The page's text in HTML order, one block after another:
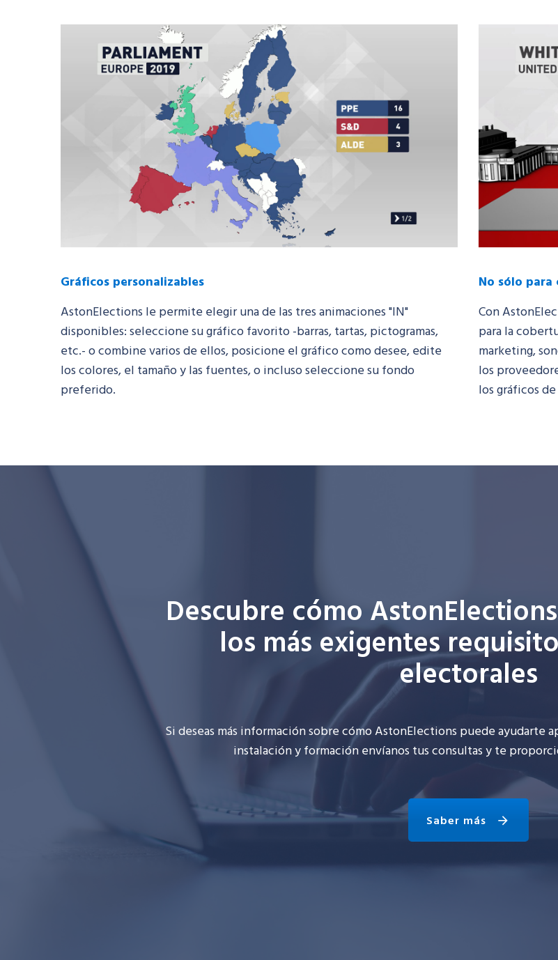
Gráficos personalizables
AstonElections le permite elegir una de las tres animaciones "IN"
disponibles: seleccione su gráfico favorito -barras, tartas, pictogramas,
etc.- o combine varios de ellos, posicione el gráfico como desee, edite
los colores, el tamaño y las fuentes, o incluso seleccione su fondo
preferido.
No sólo
Con
para la
marketing,
los
los gráficos de
Descubre cómo
los más exigentes
electorales
Si deseas más información sobre cómoAstonElections puede ayudarte
instalación y formaciónenvíanos tus consultas y te
Saber más